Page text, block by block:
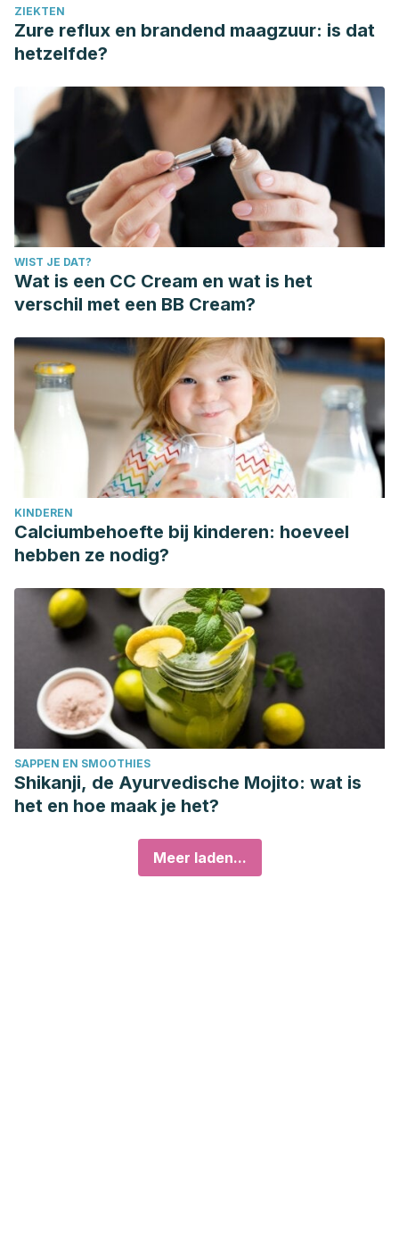
ZIEKTEN
Zure reflux en brandend maagzuur: is dat
hetzelfde?
WIST JE DAT?
Wat is een CC Cream en wat is het
verschil met een BB Cream?
KINDEREN
Calciumbehoefte bij kinderen: hoeveel
hebben ze nodig?
SAPPEN EN SMOOTHIES
Shikanji, de Ayurvedische Mojito: wat is
het en hoe maak je het?
Meer laden...